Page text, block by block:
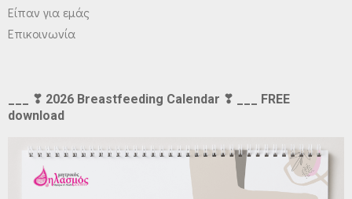
Είπαν για εμάς
Επικοινωνία
___ ❣ 2026 Breastfeeding Calendar ❣ ___ FREE
download